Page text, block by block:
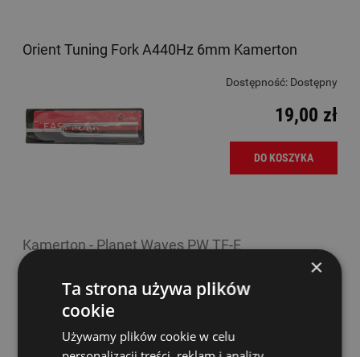
Orient Tuning Fork A440Hz 6mm Kamerton
Dostępność: Dostępny
19,00 zł
DO KOSZYKA
Kamerton - Planet Waves PW TF-E
×
Ta strona używa plików
cookie
Używamy plików cookie w celu